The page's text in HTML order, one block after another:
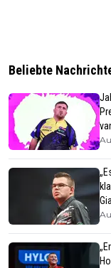
Beliebte